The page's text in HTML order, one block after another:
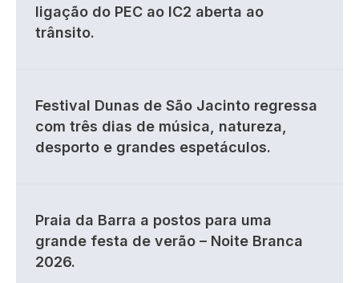
ligação do PEC ao IC2 aberta ao
trânsito.
Festival Dunas de São Jacinto regressa
com três dias de música, natureza,
desporto e grandes espetáculos.
Praia da Barra a postos para uma
grande festa de verão – Noite Branca
2026.